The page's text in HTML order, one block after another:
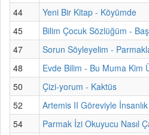
44
Yeni Bir Kitap - Köyümde
45
Bilim Çocuk Sözlüğüm -
47
Sorun Söyleyelim -
48
Evde Bilim - Bu Muma Kim
50
Çizi-yorum - Kaktüs
52
Artemis II Göreviyle
54
Parmak İzi Okuyucu Nasıl